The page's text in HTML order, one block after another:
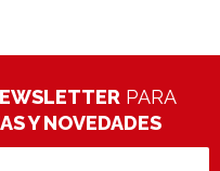
PARA
Y NOVEDADES